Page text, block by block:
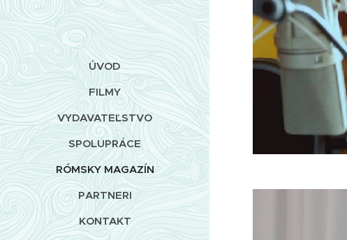
ÚVOD
FILMY
VYDAVATEĽSTVO
SPOLUPRÁCE
RÓMSKY MAGAZÍN
PARTNERI
KONTAKT